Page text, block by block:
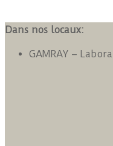
Dans nos locaux:
GAMRAY –